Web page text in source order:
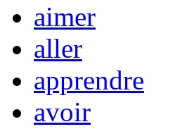
aimer
aller
apprendre
avoir